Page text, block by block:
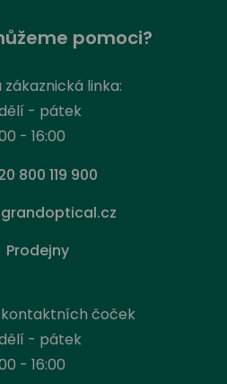
pomoci?
linka:
- pátek
- 16:00
800 119 900
Prodejny
čoček
- pátek
- 16:00